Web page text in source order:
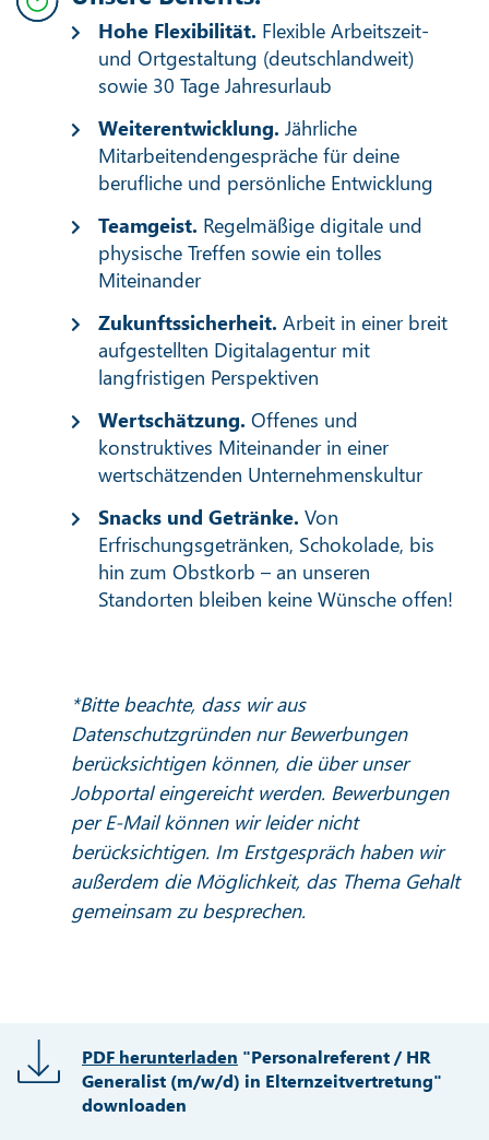
Hohe Flexibilität. Flexible Arbeitszeit-
und Ortgestaltung (deutschlandweit)
sowie 30 Tage Jahresurlaub
Weiterentwicklung. Jährliche
Mitarbeitendengespräche für deine
berufliche und persönliche Entwicklung
Teamgeist. Regelmäßige digitale und
physische Treffen sowie ein tolles
Miteinander
Zukunftssicherheit. Arbeit in einer breit
aufgestellten Digitalagentur mit
langfristigen Perspektiven
Wertschätzung. Offenes und
konstruktives Miteinander in einer
wertschätzenden Unternehmenskultur
Snacks und Getränke. Von
Erfrischungsgetränken, Schokolade, bis
hin zum Obstkorb – an unseren
Standorten bleiben keine Wünsche offen!
*Bitte beachte, dass wir aus
Datenschutzgründen nur Bewerbungen
berücksichtigen können, die über unser
Jobportal eingereicht werden. Bewerbungen
per E-Mail können wir leider nicht
berücksichtigen. Im Erstgespräch haben wir
außerdem die Möglichkeit, das Thema Gehalt
gemeinsam zu besprechen.
PDF herunterladen "Personalreferent / HR
Generalist (m/w/d) in Elternzeitvertretung"
downloaden